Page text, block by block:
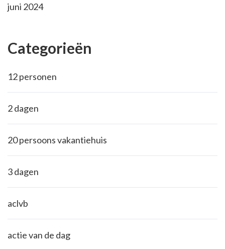
juni 2024
Categorieën
12 personen
2 dagen
20 persoons vakantiehuis
3 dagen
aclvb
actie van de dag